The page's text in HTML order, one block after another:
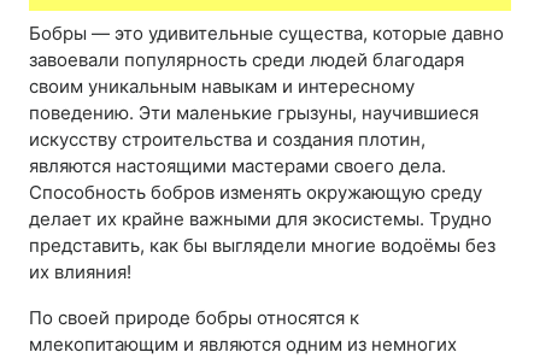
Бобры — это удивительные существа, которые давно
завоевали популярность среди людей благодаря
своим уникальным навыкам и интересному
поведению. Эти маленькие грызуны, научившиеся
искусству строительства и создания плотин,
являются настоящими мастерами своего дела.
Способность бобров изменять окружающую среду
делает их крайне важными для экосистемы. Трудно
представить, как бы выглядели многие водоёмы без
их влияния!
По своей природе бобры относятся к
млекопитающим и являются одним из немногих